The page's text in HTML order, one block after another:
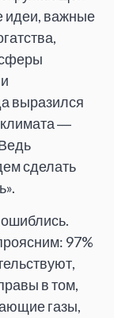
идеи, важные
выразился
―
сделать
97%
в том,
газы,